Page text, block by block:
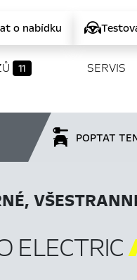
o nabídku
11 SERVIS
POPTAT
ELECTRIC